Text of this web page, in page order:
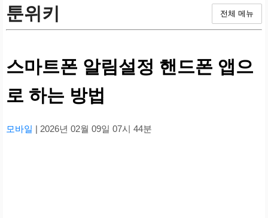
툰위키 전체 메뉴
스마트폰 알림설정 핸드폰 앱으
로 하는 방법
모바일 | 2026년 02월 09일 07시 44분